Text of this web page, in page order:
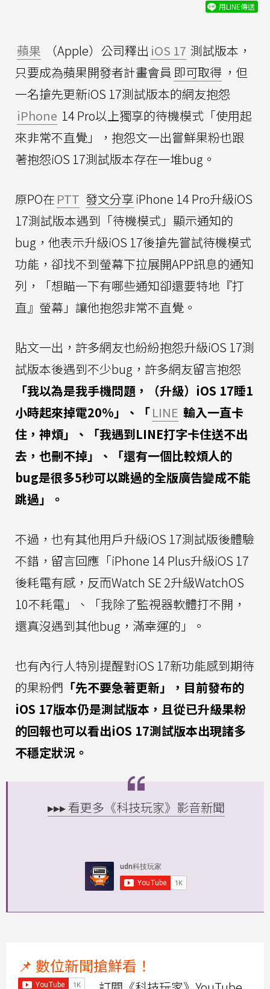
用LINE傳送
蘋果 （Apple）公司釋出 iOS 17 測試版本，
只要成為蘋果開發者計畫會員 即可取得 ，但
一名搶先更新iOS 17測試版本的網友抱怨
iPhone 14 Pro以上獨享的待機模式「使用起
來非常不直覺」，抱怨文一出嘗鮮果粉也跟
著抱怨iOS 17測試版本存在一堆bug。
原PO在 PTT 發文分享 iPhone 14 Pro升級iOS
17測試版本遇到「待機模式」顯示通知的
bug，他表示升級iOS 17後搶先嘗試待機模式
功能，卻找不到螢幕下拉展開APP訊息的通知
列，「想瞄一下有哪些通知卻還要特地『打
直』螢幕」讓他抱怨非常不直覺。
貼文一出，許多網友也紛紛抱怨升級iOS 17測
試版本後遇到不少bug，許多網友留言抱怨
「我以為是我手機問題，（升級）iOS 17睡1
小時起來掉電20%」、「LINE 輸入一直卡
住，神煩」、「我遇到LINE打字卡住送不出
去，也刪不掉」、「還有一個比較煩人的
bug是很多5秒可以跳過的全版廣告變成不能
跳過」。
不過，也有其他用戶升級iOS 17測試版後體驗
不錯，留言回應「iPhone 14 Plus升級iOS 17
後耗電有感，反而Watch SE 2升級WatchOS
10不耗電」、「我除了監視器軟體打不開，
還真沒遇到其他bug，滿幸運的」。
也有內行人特別提醒對iOS 17新功能感到期待
的果粉們 「先不要急著更新」，目前發布的
iOS 17版本仍是測試版本，且從已升級果粉
的回報也可以看出iOS 17測試版本出現諸多
不穩定狀況。
▸▸▸ 看更多《科技玩家》影音新聞
📌 數位新聞搶鮮看！